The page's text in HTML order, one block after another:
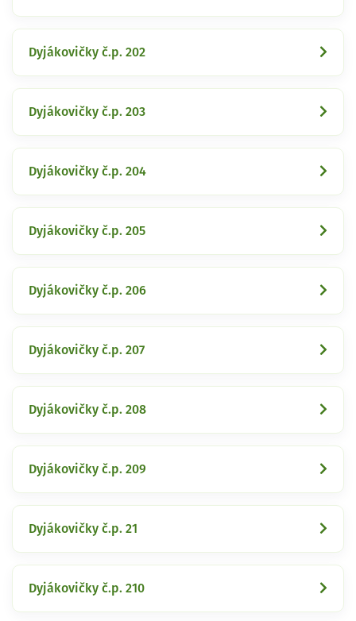
Dyjákovičky č.p. 202
Dyjákovičky č.p. 203
Dyjákovičky č.p. 204
Dyjákovičky č.p. 205
Dyjákovičky č.p. 206
Dyjákovičky č.p. 207
Dyjákovičky č.p. 208
Dyjákovičky č.p. 209
Dyjákovičky č.p. 21
Dyjákovičky č.p. 210